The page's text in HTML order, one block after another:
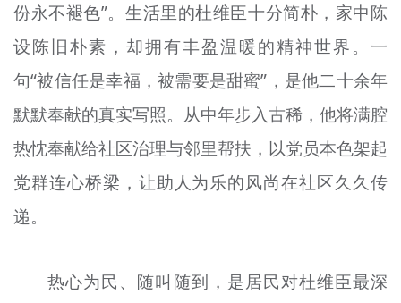
份永不褪色”。生活里的杜维臣十分简朴，家中陈
设陈旧朴素，却拥有丰盈温暖的精神世界。一
句“被信任是幸福，被需要是甜蜜”，是他二十余年
默默奉献的真实写照。从中年步入古稀，他将满腔
热忱奉献给社区治理与邻里帮扶，以党员本色架起
党群连心桥梁，让助人为乐的风尚在社区久久传
递。
热心为民、随叫随到，是居民对杜维臣最深